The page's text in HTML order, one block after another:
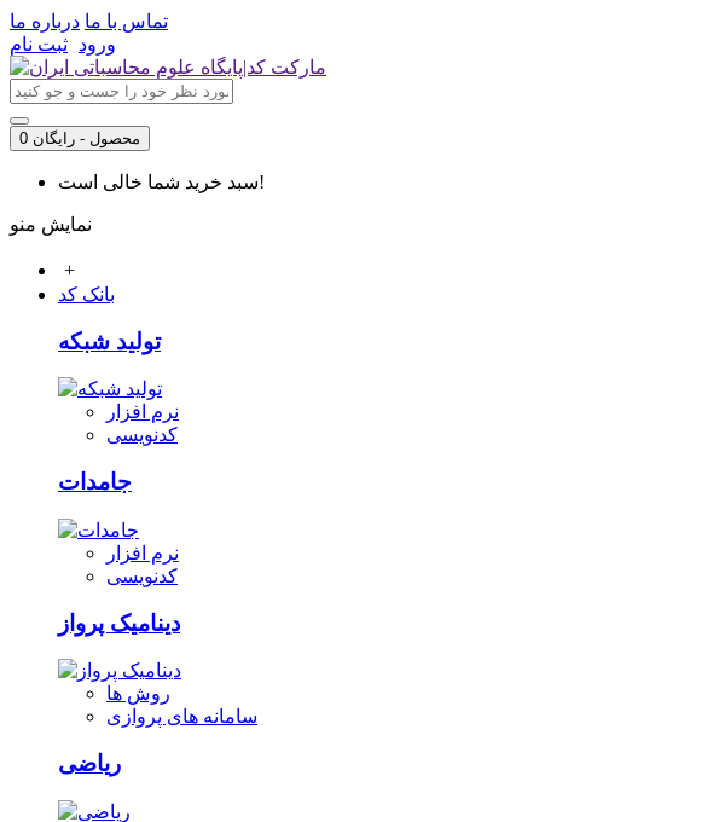
تماس با ما درباره ما
ورود ثبت نام
0 محصول - رایگان
سبد خرید شما خالی است!
نمایش منو
+
بانک کد
تولید شبکه
نرم افزار
کدنویسی
جامدات
نرم افزار
کدنویسی
دینامیک پرواز
روش ها
سامانه های پروازی
ریاضی